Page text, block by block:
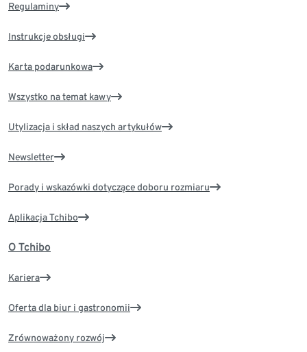
Regulaminy
Instrukcje obsługi
Karta podarunkowa
Wszystko na temat kawy
Utylizacja i skład naszych artykułów
Newsletter
Porady i wskazówki dotyczące doboru rozmiaru
Aplikacja Tchibo
O Tchibo
Kariera
Oferta dla biur i gastronomii
Zrównoważony rozwój